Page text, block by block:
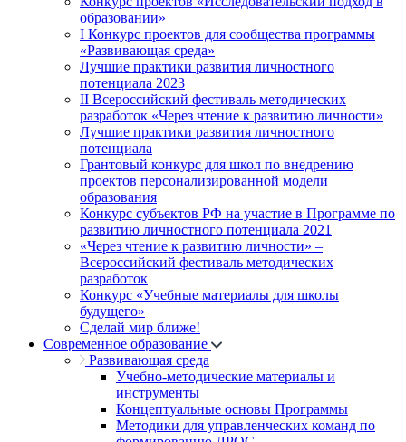
образовании»
I Конкурс проектов для сообщества программы
«Развивающая среда»
Лучшие практики развития личностного
потенциала 2023
II Всероссийский фестиваль методических
разработок «Через чтение к развитию личности»
Лучшие практики развития личностного
потенциала
Грантовый конкурс для школ по внедрению
проектов персонализированной модели
образования
Конкурс субъектов РФ на участие в Программе по
развитию личностного потенциала 2021
«Через чтение к развитию личности» –
Всероссийский фестиваль методических
разработок
Конкурс «Учебные материалы для школы
будущего»
Сделай мир ближе!
Современное образование
Развивающая среда
Учебно-методические материалы и
инструменты
Концептуальные основы Программы
Методики для управленческих команд по